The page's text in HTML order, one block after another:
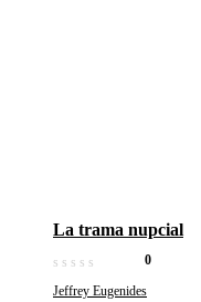
La trama nupcial
0
Jeffrey Eugenides